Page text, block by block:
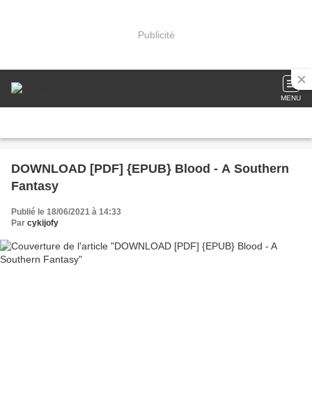
Publicité
MENU
DOWNLOAD [PDF] {EPUB} Blood - A Southern
Fantasy
Publié le 18/06/2021 à 14:33
Par cykijofy